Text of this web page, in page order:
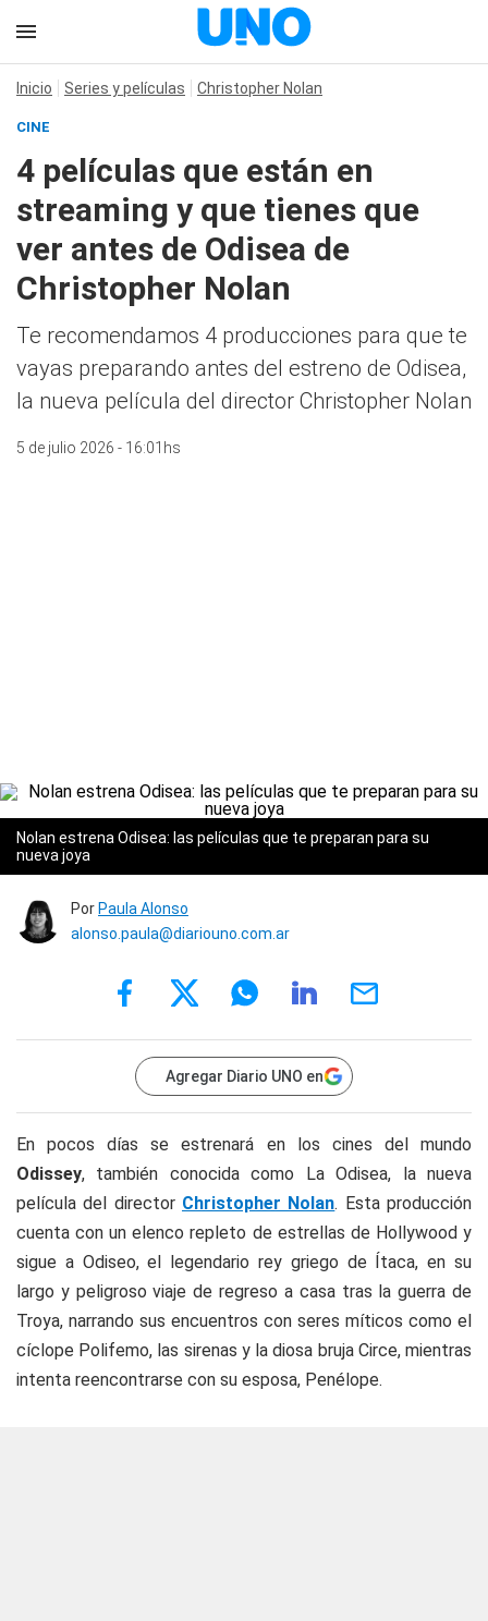
Inicio Series y películas Christopher Nolan
CINE
4 películas que están en
streaming y que tienes que
ver antes de Odisea de
Christopher Nolan
Te recomendamos 4 producciones para que te
vayas preparando antes del estreno de Odisea,
la nueva película del director Christopher Nolan
5 de julio 2026 - 16:01hs
Nolan estrena Odisea: las películas que te preparan para su
nueva joya
Por Paula Alonso
alonso.paula@diariouno.com.ar
Agregar Diario UNO en
En pocos días se estrenará en los cines del mundo
Odissey, también conocida como La Odisea, la nueva
película del director Christopher Nolan. Esta producción
cuenta con un elenco repleto de estrellas de Hollywood y
sigue a Odiseo, el legendario rey griego de Ítaca, en su
largo y peligroso viaje de regreso a casa tras la guerra de
Troya, narrando sus encuentros con seres míticos como el
cíclope Polifemo, las sirenas y la diosa bruja Circe, mientras
intenta reencontrarse con su esposa, Penélope.